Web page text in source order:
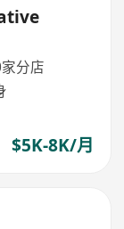
分店
$5K-8K/月